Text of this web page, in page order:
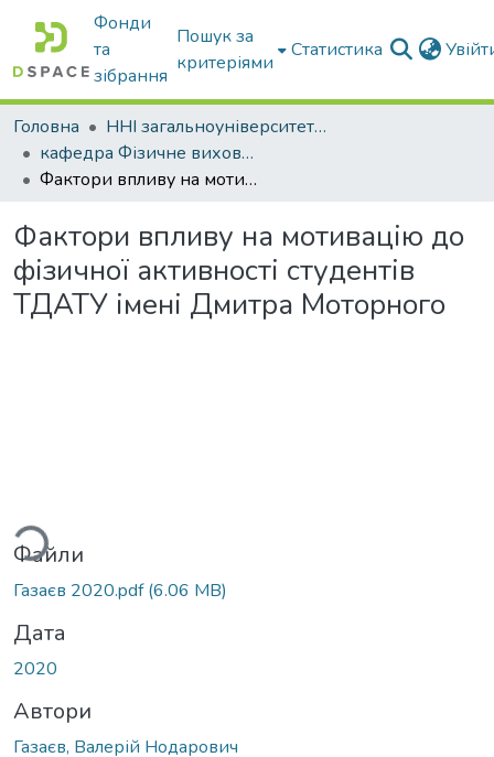
Фонди
та
зібрання
Пошук за
критеріями
Статистика
Головна
ННІ загальноуніверситетської підготовки
кафедра Фізичне виховання і спорт
Фактори впливу на мотивацію до фізичної активності студентів ТДАТУ імені Дмитра Моторного
Фактори впливу на мотивацію до
фізичної активності студентів
ТДАТУ імені Дмитра Моторного
Файли
Газаєв 2020.pdf(6.06 MB)
Дата
2020
Автори
Газаєв, Валерій Нодарович